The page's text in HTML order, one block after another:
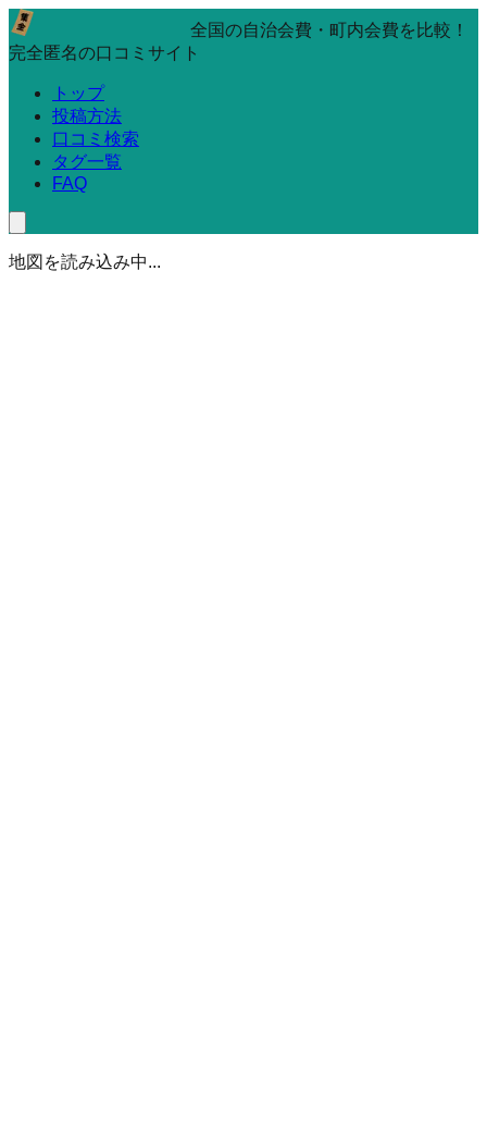
全国の自治会費・町内会費を比較！
完全匿名の口コミサイト
トップ
投稿方法
口コミ検索
タグ一覧
FAQ
地図を読み込み中...